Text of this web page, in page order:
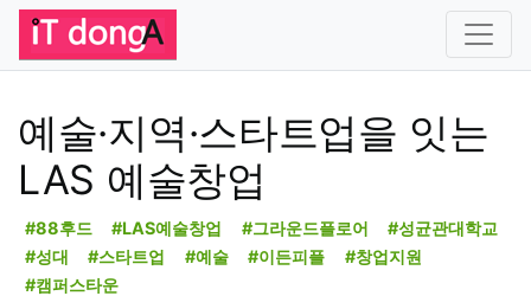
예술·지역·스타트업을 잇는
LAS 예술창업
#88후드 #LAS예술창업 #그라운드플로어
#성균관대학교
#성대
#스타트업 #예술 #이든피플
#창업지원
#캠퍼스타운